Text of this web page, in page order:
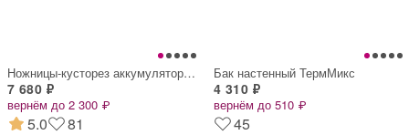
Ножницы-кусторез аккумуляторные , телеск
7 680 ₽
вернём до 2 300 ₽
5.0 81
Бак настенный ТермМикс
4 310 ₽
вернём до 510 ₽
45